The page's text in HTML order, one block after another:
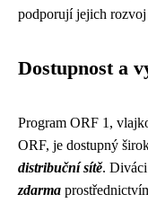
podporují jejich rozvoj
Dostupnost a
Program ORF 1,
ORF, je dostupný
distribuční sítě. Diváci
zdarma